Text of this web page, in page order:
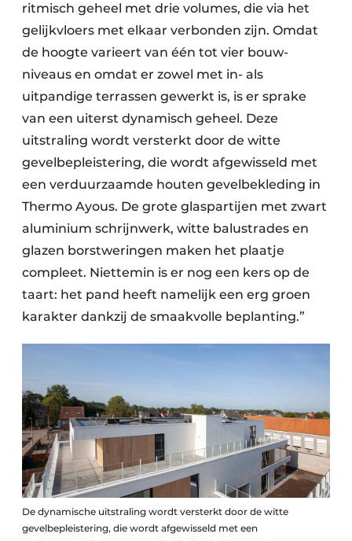
ritmisch geheel met drie volumes, die via het
gelijkvloers met elkaar verbonden zijn. Omdat
de hoogte varieert van één tot vier bouw­
niveaus en omdat er zowel met in- als
uitpandige terrassen gewerkt is, is er sprake
van een uiterst dynamisch geheel. Deze
uitstraling wordt versterkt door de witte
gevelbepleistering, die wordt afgewisseld met
een verduurzaamde houten gevelbekleding in
Thermo Ayous. De grote glaspartijen met zwart
aluminium schrijnwerk, witte balustrades en
glazen borstweringen maken het plaatje
compleet. Niettemin is er nog een kers op de
taart: het pand heeft namelijk een erg groen
karakter dankzij de smaakvolle beplanting.”
De dynamische uitstraling wordt versterkt door de witte
gevelbepleistering, die wordt afgewisseld met een